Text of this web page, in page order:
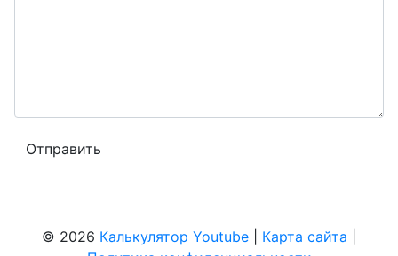
© 2026 Калькулятор Youtube Карта сайта